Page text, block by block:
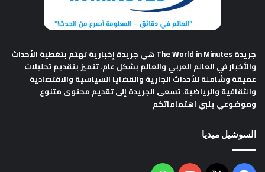
جريدة The World in Minutes
هي جريدة إخبارية تهتم بتغطية الأحداث
والأخبار في العالم العربي والعالم بشكل عام. تتميز بتقديم تحليلات
عميقة وشاملة للأحداث الجارية والقضايا السياسية والاقتصادية
والثقافية والرياضية. تسعى الجريدة إلى تقديم محتوى متنوع
وموضوعي يلبي اهتماماتكم
السوشيل ميديا